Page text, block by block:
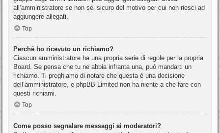
all’amministratore se non sei sicuro del motivo per cui non riesci ad
aggiungere allegati.
Top
Perché ho ricevuto un richiamo?
Ciascun amministratore ha una propria serie di regole per la propria
Board. Se pensa che tu ne abbia infranta una, può mandarti un
richiamo. Ti preghiamo di notare che questa è una decisione
dell’amministratore, e phpBB Limited non ha niente a che fare con
questi richiami.
Top
Come posso segnalare messaggi ai moderatori?